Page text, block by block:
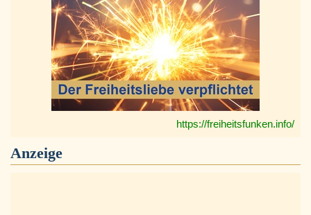
https://freiheitsfunken.info/
Anzeige